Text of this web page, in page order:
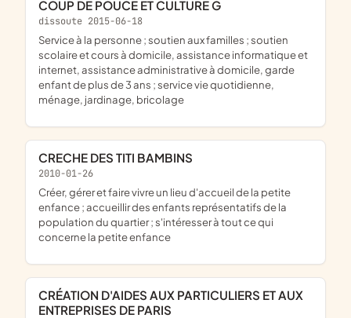
COUP DE POUCE ET CULTURE G
dissoute 2015-06-18
service à la personne ; soutien aux familles ; soutien
scolaire et cours à domicile, assistance informatique et
internet, assistance administrative à domicile, garde
enfant de plus de 3 ans ; service vie quotidienne,
ménage, jardinage, bricolage
CRECHE DES TITI BAMBINS
2010-01-26
créer, gérer et faire vivre un lieu d'accueil de la petite
enfance ; accueillir des enfants représentatifs de la
population du quartier ; s'intéresser à tout ce qui
concerne la petite enfance
CRÉATION D'AIDES AUX PARTICULIERS ET AUX
ENTREPRISES DE PARIS